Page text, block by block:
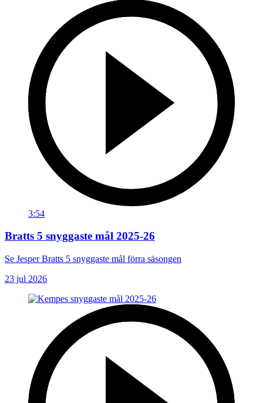
3:54
Bratts 5 snyggaste mål 2025-26
Se Jesper Bratts 5 snyggaste mål förra säsongen
23 jul 2026